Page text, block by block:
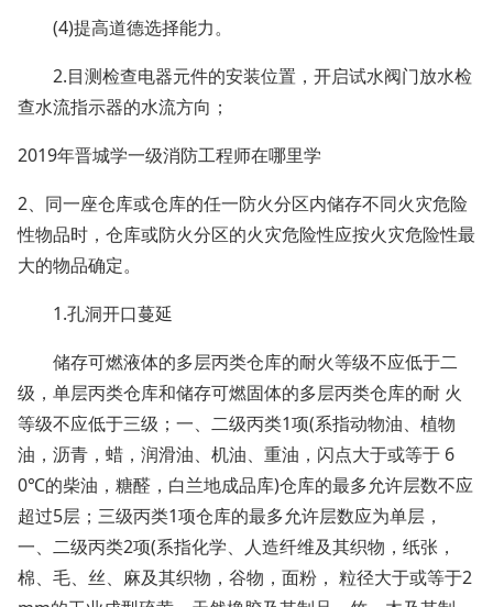
(4)提高道德选择能力。
2.目测检查电器元件的安装位置，开启试水阀门放水检
查水流指示器的水流方向；
2019年晋城学一级消防工程师在哪里学
2、同一座仓库或仓库的任一防火分区内储存不同火灾危险
性物品时，仓库或防火分区的火灾危险性应按火灾危险性最
大的物品确定。
1.孔洞开口蔓延
储存可燃液体的多层丙类仓库的耐火等级不应低于二
级，单层丙类仓库和储存可燃固体的多层丙类仓库的耐 火
等级不应低于三级；一、二级丙类1项(系指动物油、植物
油，沥青，蜡，润滑油、机油、重油，闪点大于或等于 6
0℃的柴油，糖醛，白兰地成品库)仓库的最多允许层数不应
超过5层；三级丙类1项仓库的最多允许层数应为单层，
一、二级丙类2项(系指化学、人造纤维及其织物，纸张，
棉、毛、丝、麻及其织物，谷物，面粉， 粒径大于或等于2